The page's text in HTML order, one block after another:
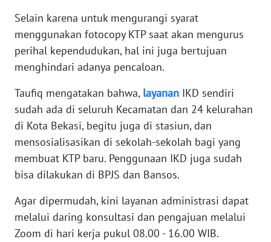
Selain karena untuk mengurangi syarat
menggunakan fotocopy KTP saat akan mengurus
perihal kependudukan, hal ini juga bertujuan
menghindari adanya pencaloan.
Taufiq mengatakan bahwa, layanan IKD sendiri
sudah ada di seluruh Kecamatan dan 24 kelurahan
di Kota Bekasi, begitu juga di stasiun, dan
mensosialisasikan di sekolah-sekolah bagi yang
membuat KTP baru. Penggunaan IKD juga sudah
bisa dilakukan di BPJS dan Bansos.
Agar dipermudah, kini layanan administrasi dapat
melalui daring konsultasi dan pengajuan melalui
Zoom di hari kerja pukul 08.00 - 16.00 WIB.
BABEL
WN
WN
SUMSEL
WN
BENGKULU
WN
LAMPUNG